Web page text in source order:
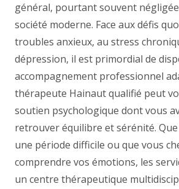
général, pourtant souvent
société moderne. Face aux défis
troubles anxieux, au stress
dépression, il est primordial de
accompagnement professionnel
thérapeute Hainaut qualifié peut
soutien psychologique dont vous
retrouver équilibre et sérénité.
une période difficile ou que vous
comprendre vos émotions, les
un centre thérapeutique